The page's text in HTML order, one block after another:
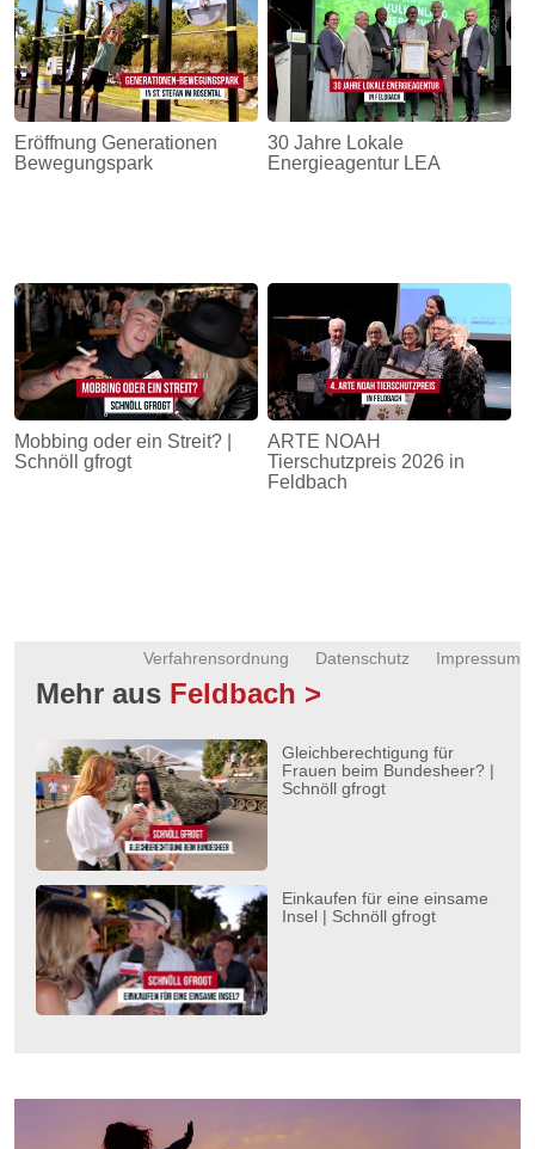
Eröffnung Generationen
Bewegungspark
30 Jahre Lokale
Energieagentur LEA
Mobbing oder ein Streit? |
Schnöll gfrogt
ARTE NOAH
Tierschutzpreis 2026 in
Feldbach
Impressum
Datenschutz
Verfahrensordnung
Mehr aus Feldbach >
Gleichberechtigung für
Frauen beim Bundesheer? |
Schnöll gfrogt
Einkaufen für eine einsame
Insel | Schnöll gfrogt